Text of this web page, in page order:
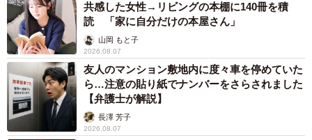
共感した女性→リビングの本棚に140冊を積
読 「家に自分だけの本屋さん」
山岡 もと子
2026.08.07
友人のマンション敷地内に度々車を停めていた
ら…注意の貼り紙でナンバーをさらされました
【弁護士が解説】
長澤 芳子
2026.08.07